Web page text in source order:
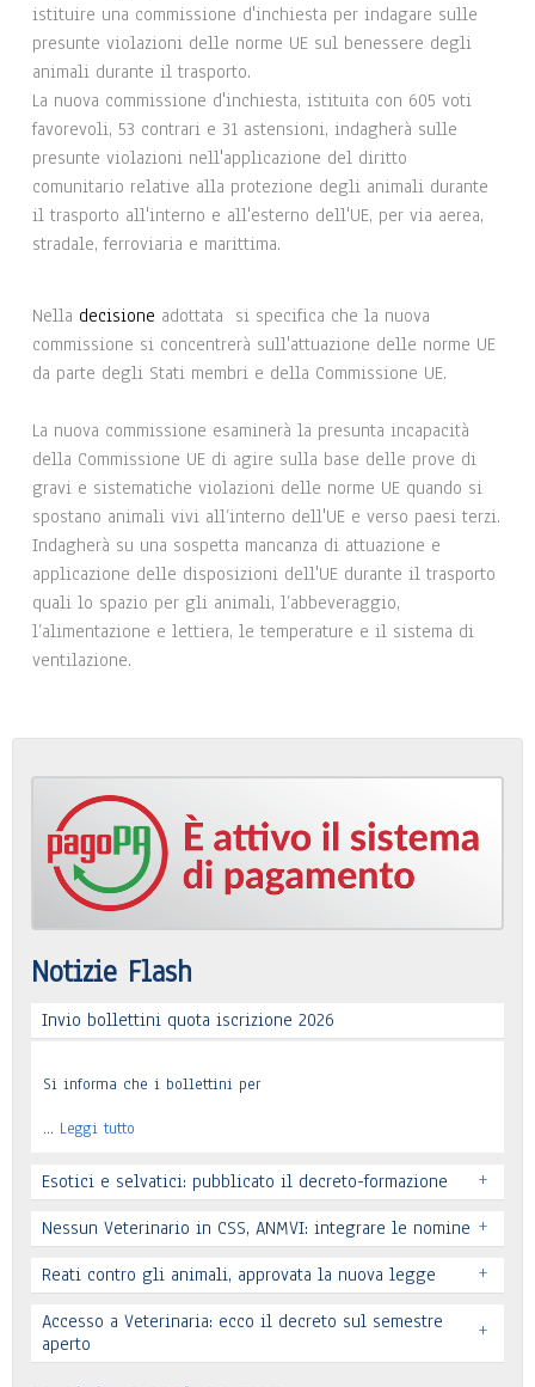
istituire una commissione d'inchiesta per indagare sulle
presunte violazioni delle norme UE sul benessere degli
animali durante il trasporto.
La nuova commissione d'inchiesta, istituita con 605 voti
favorevoli, 53 contrari e 31 astensioni, indagherà sulle
presunte violazioni nell'applicazione del diritto
comunitario relative alla protezione degli animali durante
il trasporto all'interno e all'esterno dell'UE, per via aerea,
stradale, ferroviaria e marittima.
Nella decisione adottata si specifica che la nuova
commissione si concentrerà sull'attuazione delle norme UE
da parte degli Stati membri e della Commissione UE.
La nuova commissione esaminerà la presunta incapacità
della Commissione UE di agire sulla base delle prove di
gravi e sistematiche violazioni delle norme UE quando si
spostano animali vivi all’interno dell'UE e verso paesi terzi.
Indagherà su una sospetta mancanza di attuazione e
applicazione delle disposizioni dell'UE durante il trasporto
quali lo spazio per gli animali, l’abbeveraggio,
l’alimentazione e lettiera, le temperature e il sistema di
ventilazione.
Notizie Flash
Invio bollettini quota iscrizione 2026
Si informa che i bollettini per
… Leggi tutto
Esotici e selvatici: pubblicato il decreto-formazione +
Leggi tutto
Nessun Veterinario in CSS, ANMVI: integrare le nomine +
Leggi tutto
Reati contro gli animali, approvata la nuova legge +
Accesso a Veterinaria: ecco il decreto sul semestre
aperto
+